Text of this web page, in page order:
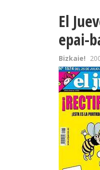
El
epai-
Bizkaie!